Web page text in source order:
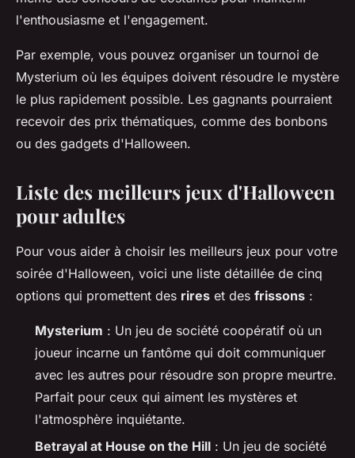
l'enthousiasme et l'engagement.
Par exemple, vous pouvez organiser un tournoi de
Mysterium où les équipes doivent résoudre le mystère
le plus rapidement possible. Les gagnants pourraient
recevoir des prix thématiques, comme des bonbons
ou des gadgets d'Halloween.
Liste des meilleurs jeux d'Halloween
pour adultes
Pour vous aider à choisir les meilleurs jeux pour votre
soirée d'Halloween, voici une liste détaillée de cinq
options qui promettent des rires et des frissons :
Mysterium : Un jeu de société coopératif où un
joueur incarne un fantôme qui doit communiquer
avec les autres pour résoudre son propre meurtre.
Parfait pour ceux qui aiment les mystères et
l'atmosphère inquiétante.
Betrayal at House on the Hill : Un jeu de société